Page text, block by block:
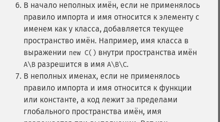
В начало неполных имён, если не применялось
правило импорта и имя относится к элементу с
именем как у класса, добавляется текущее
пространство имён. Например, имя класса в
выражении new C() внутри пространства имён
A\B разрешится в имя A\B\C.
В неполных именах, если не применялось
правило импорта и имя относится к функции
или константе, а код лежит за пределами
глобального пространства имён, имя